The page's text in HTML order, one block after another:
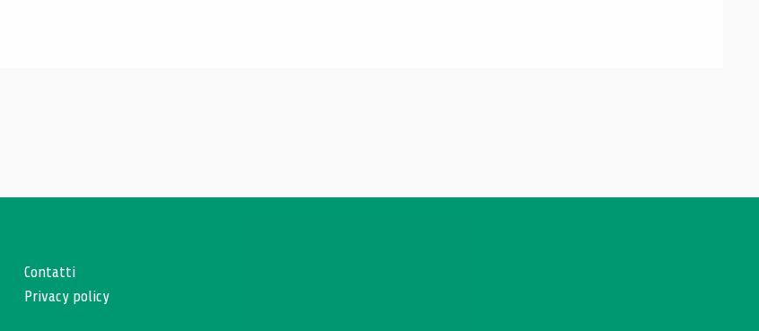
Contatti
Privacy policy